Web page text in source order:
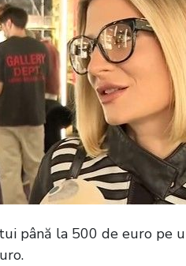
până la 500 de euro pe